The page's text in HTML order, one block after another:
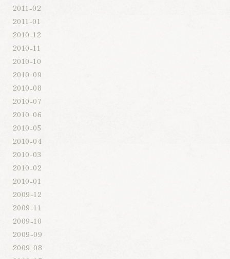
2011-02
2011-01
2010-12
2010-11
2010-10
2010-09
2010-08
2010-07
2010-06
2010-05
2010-04
2010-03
2010-02
2010-01
2009-12
2009-11
2009-10
2009-09
2009-08